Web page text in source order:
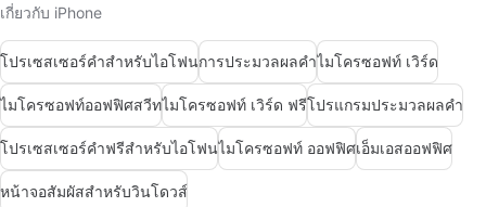
เกี่ยวกับ iPhone
โปรเซสเซอร์คำสำหรับไอโฟนการประมวลผลคำไมโครซอฟท์ เวิร์ด
ไมโครซอฟท์ออฟฟิศสวีทไมโครซอฟท์ เวิร์ด ฟรีโปรแกรมประมวลผลคำ
โปรเซสเซอร์คำฟรีสำหรับไอโฟนไมโครซอฟท์ ออฟฟิศเอ็มเอสออฟฟิศ
หน้าจอสัมผัสสำหรับวินโดวส์